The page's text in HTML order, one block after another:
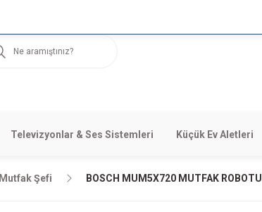
Televizyonlar & Ses Sistemleri Küçük Ev Aletleri
Mutfak Şefi BOSCH MUM5X720 MUTFAK ROBOTU